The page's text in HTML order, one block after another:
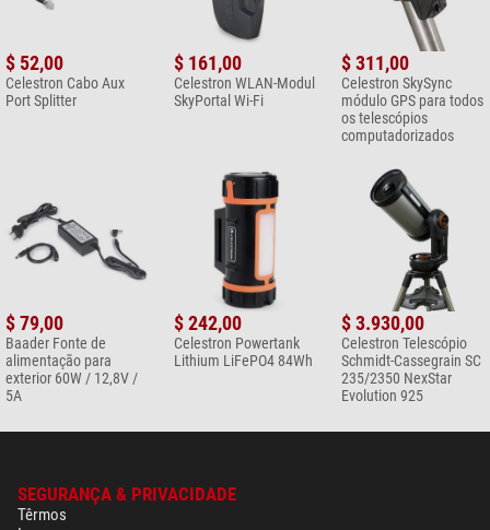
$ 52,00
Celestron Cabo Aux
Port Splitter
$ 161,00
Celestron WLAN-Modul
SkyPortal Wi-Fi
$ 311,00
Celestron SkySync
módulo GPS para todos
os telescópios
computadorizados
$ 79,00
Baader Fonte de
alimentação para
exterior 60W / 12,8V /
5A
$ 242,00
Celestron Powertank
Lithium LiFePO4 84Wh
$ 3.930,00
Celestron Telescópio
Schmidt-Cassegrain SC
235/2350 NexStar
Evolution 925
SEGURANÇA & PRIVACIDADE
Têrmos